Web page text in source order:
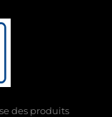
des produits